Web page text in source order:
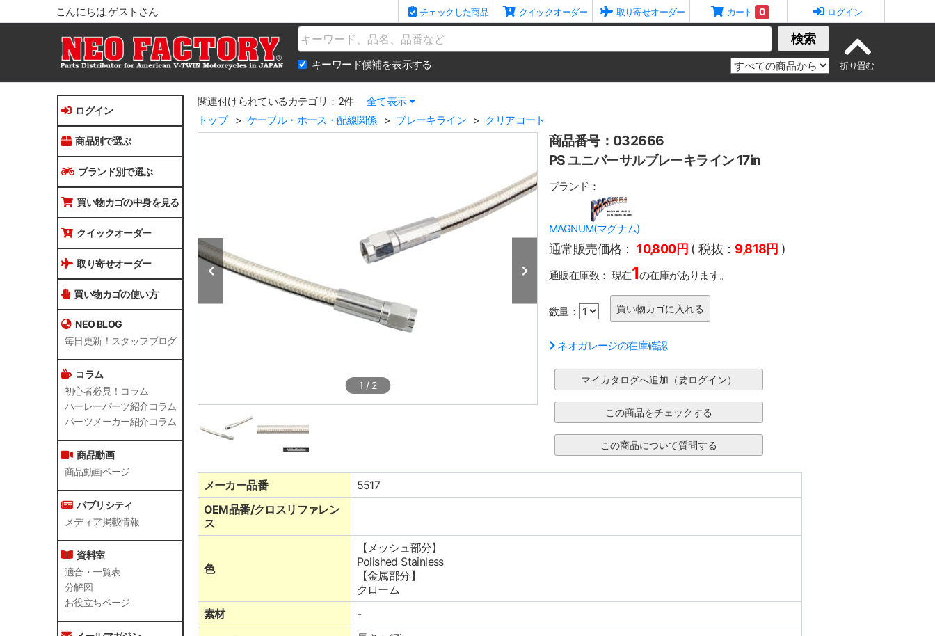
こんにちは ゲストさん チェックした商品 クイックオーダー 取り寄せオーダー カート 0 ログイン
Name 検索
キーワード候補を表示する
ログイン
商品別で選ぶ
ブランド別で選ぶ
買い物カゴの中身を見る
クイックオーダー
取り寄せオーダー
買い物カゴの使い方
NEO BLOG
毎日更新！スタッフブログ
コラム
初心者必見！コラム
ハーレーパーツ紹介コラム
パーツメーカー紹介コラム
商品動画
商品動画ページ
パブリシティ
メディア掲載情報
資料室
適合・一覧表
分解図
お役立ちページ
関連付けられているカテゴリ：2件
全て表示
トップ
ケーブル・ホース・配線関係 ブレーキライン クリアコート
1 / 2
商品番号：032666
PS ユニバーサルブレーキライン 17in
ブランド：
MAGNUM(マグナム)
通常販売価格： 10,800円 ( 税抜： 9,818円 )
通販在庫数： 現在1の在庫があります。
数量：
ネオガレージの在庫確認
メーカー品番
5517
OEM品番/クロスリファレン
ス
色
【メッシュ部分】
Polished Stainless
【金属部分】
クローム
素材
-